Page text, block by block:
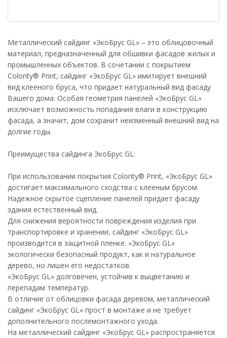
Металлический сайдинг «ЭкоБрус GL» – это облицовочный
материал, предназначенный для обшивки фасадов жилых и
промышленных объектов. В сочетании с покрытием
Colority® Print, сайдинг «ЭкоБрус GL» имитирует внешний
вид клееного бруса, что придает натуральный вид фасаду
Вашего дома. Особая геометрия панелей «ЭкоБрус GL»
исключает возможность попадания влаги в конструкцию
фасада, а значит, дом сохранит неизменный внешний вид на
долгие годы.
Преимущества сайдинга ЭкоБрус GL:
При использовании покрытия Colority® Print, «ЭкоБрус GL»
достигает максимального сходства с клееным брусом.
Надежное скрытое сцепление панелей придает фасаду
здания естественный вид.
Для снижения вероятности повреждения изделия при
транспортировке и хранении, сайдинг «ЭкоБрус GL»
производится в защитной пленке. «ЭкоБрус GL»
экологически безопасный продукт, как и натуральное
дерево, но лишен его недостатков.
«ЭкоБрус GL» долговечен, устойчив к выцветанию и
перепадам температур.
В отличие от облицовки фасада деревом, металлический
сайдинг «ЭкоБрус GL» прост в монтаже и не требует
дополнительного послемонтажного ухода.
На металлический сайдинг «ЭкоБрус GL» распространяется